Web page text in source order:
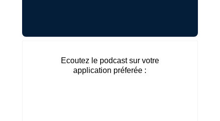
Ecoutez le podcast sur votre
application préferée :